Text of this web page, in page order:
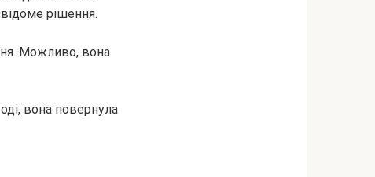
рішення.
Можливо, вона
вона повернула